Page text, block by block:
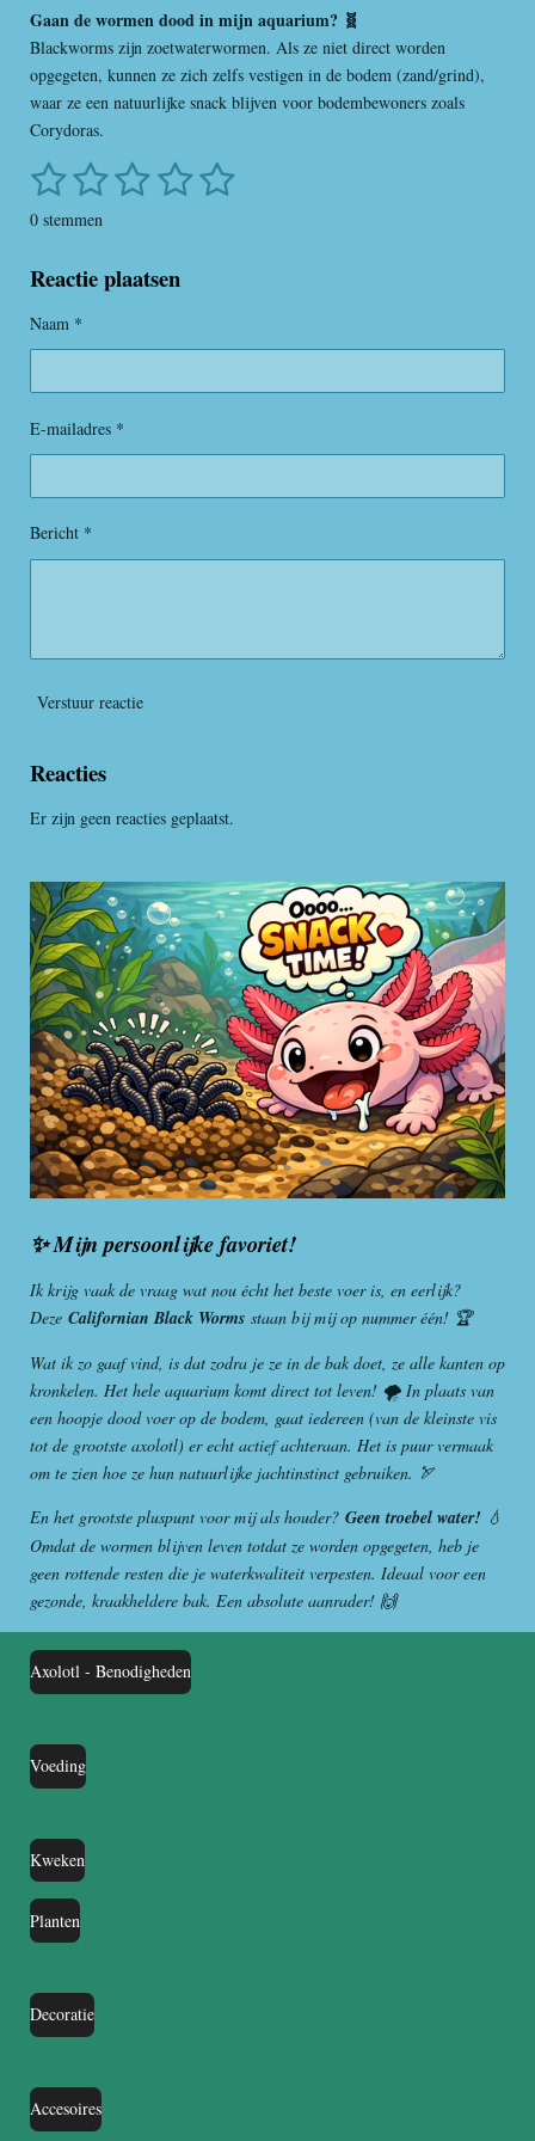
Gaan de wormen dood in mijn aquarium? 🧬
Blackworms zijn zoetwaterwormen. Als ze niet direct worden
opgegeten, kunnen ze zich zelfs vestigen in de bodem (zand/grind),
waar ze een natuurlijke snack blijven voor bodembewoners zoals
Corydoras.
R
t
n
s
t
r
e
n
1
s
e
r
2
s
e
r
e
n
3
e
e
n
4
e
e
n
5
e
n
S
0 stemmen
Reactie plaatsen
Naam *
E-mailadres *
Bericht *
Verstuur reactie
Reacties
Er zijn geen reacties geplaatst.
✨ Mijn persoonlijke favoriet!
Ik krijg vaak de vraag wat nou écht het beste voer is, en eerlijk?
Deze Californian Black Worms staan bij mij op nummer één! 🏆
Wat ik zo gaaf vind, is dat zodra je ze in de bak doet, ze alle kanten op
kronkelen. Het hele aquarium komt direct tot leven! 🌪️ In plaats van
een hoopje dood voer op de bodem, gaat iedereen (van de kleinste vis
tot de grootste axolotl) er echt actief achteraan. Het is puur vermaak
om te zien hoe ze hun natuurlijke jachtinstinct gebruiken. 🏹
En het grootste pluspunt voor mij als houder? Geen troebel water! 💧
Omdat de wormen blijven leven totdat ze worden opgegeten, heb je
geen rottende resten die je waterkwaliteit verpesten. Ideaal voor een
gezonde, kraakheldere bak. Een absolute aanrader! 🙌
Axolotl - Benodigheden
Voeding
Kweken
Planten
Decoratie
Accesoires